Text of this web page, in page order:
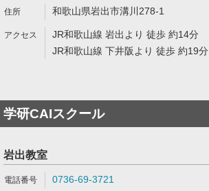
和歌山県岩出市溝川278-1
JR和歌山線 岩出より 徒歩 約14分
JR和歌山線 下井阪より 徒歩 約19分
学研CAIスクール
岩出教室
0736-69-3721